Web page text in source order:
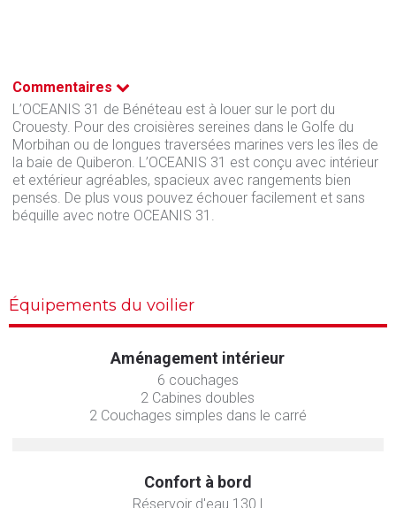
Commentaires
L’OCEANIS 31 de Bénéteau est à louer sur le port du
Crouesty. Pour des croisières sereines dans le Golfe du
Morbihan ou de longues traversées marines vers les îles de
la baie de Quiberon. L’OCEANIS 31 est conçu avec intérieur
et extérieur agréables, spacieux avec rangements bien
pensés. De plus vous pouvez échouer facilement et sans
béquille avec notre OCEANIS 31.
Équipements du voilier
Aménagement intérieur
6 couchages
2 Cabines doubles
2 Couchages simples dans le carré
Confort à bord
Réservoir d'eau 130 l